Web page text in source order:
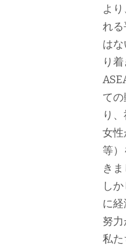
よ
れ
は
り着
て
り
女
等）
きま
し
に
努力
私